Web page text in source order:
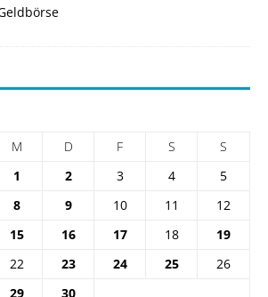
M D F S
S
1
2 3 4
5
8 9 10 11
12
15 16 17 18
19
22 23 24 25
26
29 30